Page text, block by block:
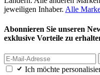
jeweiligen Inhaber. Alle
Abonnieren Sie unseren
exklusive Vorteile zu
Ich möchte